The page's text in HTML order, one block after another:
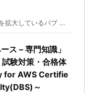
拡大しているパブ ...
ス – 専門知識」
験対策・合格体
for AWS Certifie
～